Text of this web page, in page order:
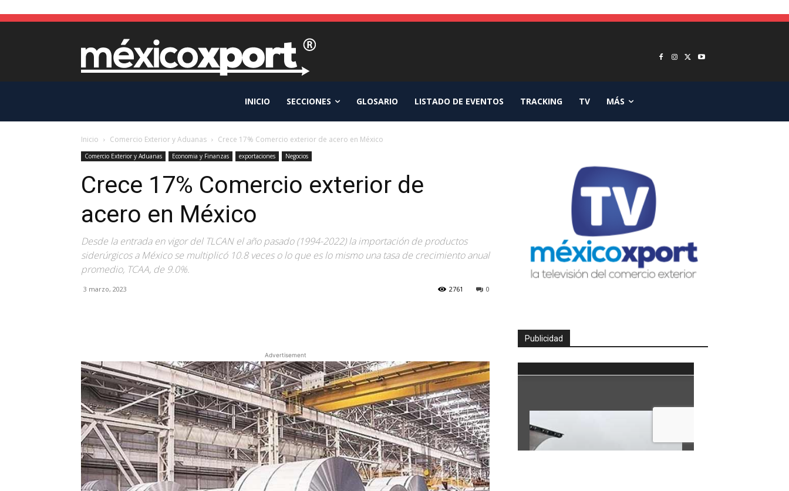
INICIO SECCIONES GLOSARIO LISTADO DE EVENTOS TRACKING TV MÁS
Inicio Comercio Exterior y Aduanas Crece 17% Comercio exterior de acero en México
Comercio Exterior y Aduanas Economia y Finanzas exportaciones Negocios
Crece 17% Comercio exterior de
acero en México
Desde la entrada en vigor del TLCAN el año pasado (1994-2022) la importación de productos
siderúrgicos a México se multiplicó 10.8 veces o lo que es lo mismo una tasa de crecimiento anual
promedio, TCAA, de 9.0%.
3 marzo, 2023 0
2761
Advertisement
Publicidad